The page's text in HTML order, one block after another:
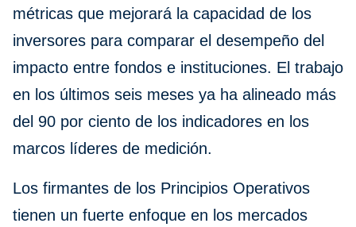
métricas que mejorará la capacidad de los
inversores para comparar el desempeño del
impacto entre fondos e instituciones. El trabajo
en los últimos seis meses ya ha alineado más
del 90 por ciento de los indicadores en los
marcos líderes de medición.
Los firmantes de los Principios Operativos
tienen un fuerte enfoque en los mercados